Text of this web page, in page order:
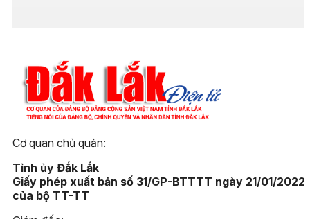
Cơ quan chủ quản:
Tỉnh ủy Đắk Lắk
Giấy phép xuất bản số 31/GP-BTTTT ngày 21/01/2022
của bộ TT-TT